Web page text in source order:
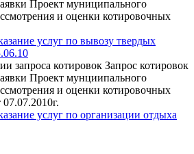
Проект муниципального
и оценки котировочных
услуг по вывозу твердых
запроса котировок Запрос котировок
Проект мунциипального
и оценки котировочных
услуг по организации отдыха